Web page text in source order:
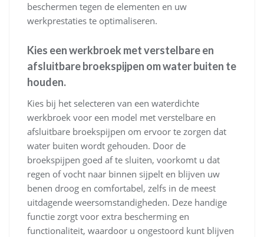
beschermen tegen de elementen en uw
werkprestaties te optimaliseren.
Kies een werkbroek met verstelbare en
afsluitbare broekspijpen om water buiten te
houden.
Kies bij het selecteren van een waterdichte
werkbroek voor een model met verstelbare en
afsluitbare broekspijpen om ervoor te zorgen dat
water buiten wordt gehouden. Door de
broekspijpen goed af te sluiten, voorkomt u dat
regen of vocht naar binnen sijpelt en blijven uw
benen droog en comfortabel, zelfs in de meest
uitdagende weersomstandigheden. Deze handige
functie zorgt voor extra bescherming en
functionaliteit, waardoor u ongestoord kunt blijven